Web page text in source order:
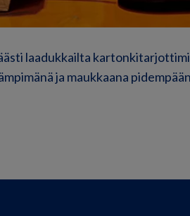
laadukkailta
ja maukkaana